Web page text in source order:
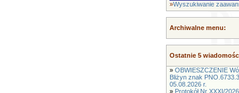
»Wyszukiwanie
Archiwalne menu:
Ostatnie 5
» OBWIESZCZENIE
Bliżyn znak
05.08.2026 r.
» Protokół Nr XXXI/